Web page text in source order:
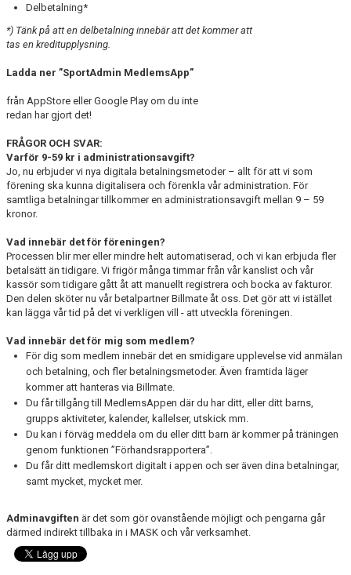
Delbetalning*
*) Tänk på att en delbetalning innebär att det kommer att
tas en kreditupplysning.
Ladda ner ”SportAdmin MedlemsApp”
från AppStore eller Google Play om du inte
redan har gjort det!
FRÅGOR OCH SVAR:
Varför 9-59 kr i administrationsavgift?
Jo, nu erbjuder vi nya digitala betalningsmetoder – allt för att vi som
förening ska kunna digitalisera och förenkla vår administration. För
samtliga betalningar tillkommer en administrationsavgift mellan 9 – 59
kronor.
Vad innebär det för föreningen?
Processen blir mer eller mindre helt automatiserad, och vi kan erbjuda fler
betalsätt än tidigare. Vi frigör många timmar från vår kanslist och vår
kassör som tidigare gått åt att manuellt registrera och bocka av fakturor.
Den delen sköter nu vår betalpartner Billmate åt oss. Det gör att vi istället
kan lägga vår tid på det vi verkligen vill - att utveckla föreningen.
Vad innebär det för mig som medlem?
För dig som medlem innebär det en smidigare upplevelse vid anmälan
och betalning, och fler betalningsmetoder. Även framtida läger
kommer att hanteras via Billmate.
Du får tillgång till MedlemsAppen där du har ditt, eller ditt barns,
grupps aktiviteter, kalender, kallelser, utskick mm.
Du kan i förväg meddela om du eller ditt barn är kommer på träningen
genom funktionen ”Förhandsrapportera”.
Du får ditt medlemskort digitalt i appen och ser även dina betalningar,
samt mycket, mycket mer.
Adminavgiften är det som gör ovanstående möjligt och pengarna går
därmed indirekt tillbaka in i MASK och vår verksamhet.